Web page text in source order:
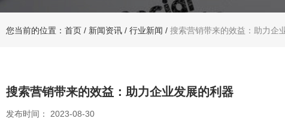
您当前的位置：首页 / 新闻资讯 / 行业新闻 / 搜索营销带来的效益：助力企
搜索营销带来的效益：助力企业发展的利器
发布时间： 2023-08-30